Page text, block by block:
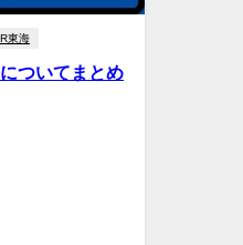
東海
ついてまとめ